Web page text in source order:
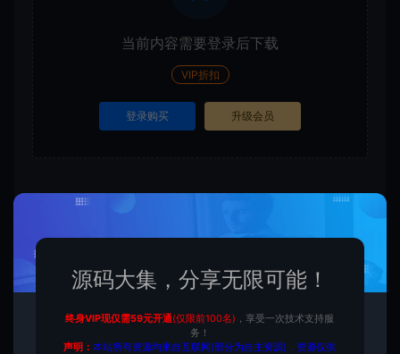
当前内容需要登录后下载
VIP折扣
登录购买 升级会员
收藏 (0)
带后台管理+搭建教程
https://www.yuanmadaji.com/6745.html
源码大集，分享无限可能！
终身VIP现仅需59元开通(仅限前100名)
，享受一次技术支持服
务！
声明：本站所有资源均来自互联网(部分为自主资源)，资源仅供